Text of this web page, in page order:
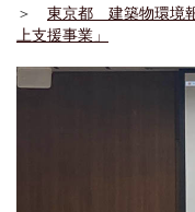
＞ 東京都 建築物環境
上支援事業」